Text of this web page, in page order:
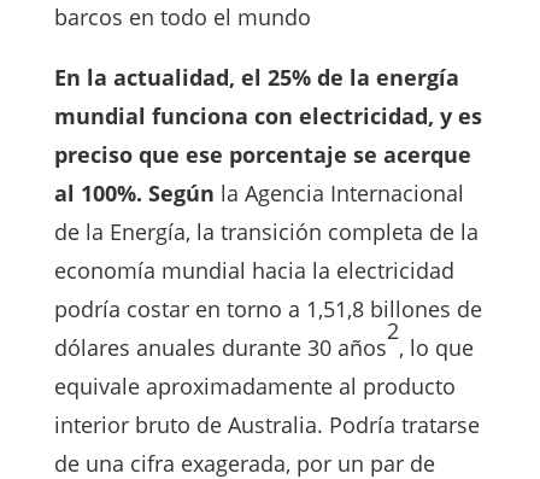
barcos en todo el mundo
En la actualidad, el 25% de la energía
mundial funciona con electricidad, y es
preciso que ese porcentaje se acerque
al 100%. Según la Agencia Internacional
de la Energía, la transición completa de la
economía mundial hacia la electricidad
podría costar en torno a 1,51,8 billones de
dólares anuales durante 30 años
2
, lo que
equivale aproximadamente al producto
interior bruto de Australia. Podría tratarse
de una cifra exagerada, por un par de